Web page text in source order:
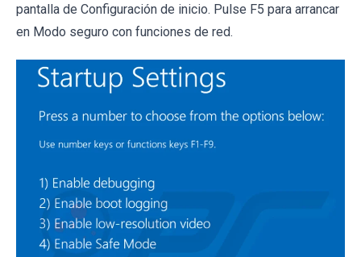
pantalla de Configuración de inicio. Pulse F5 para arrancar
en Modo seguro con funciones de red.